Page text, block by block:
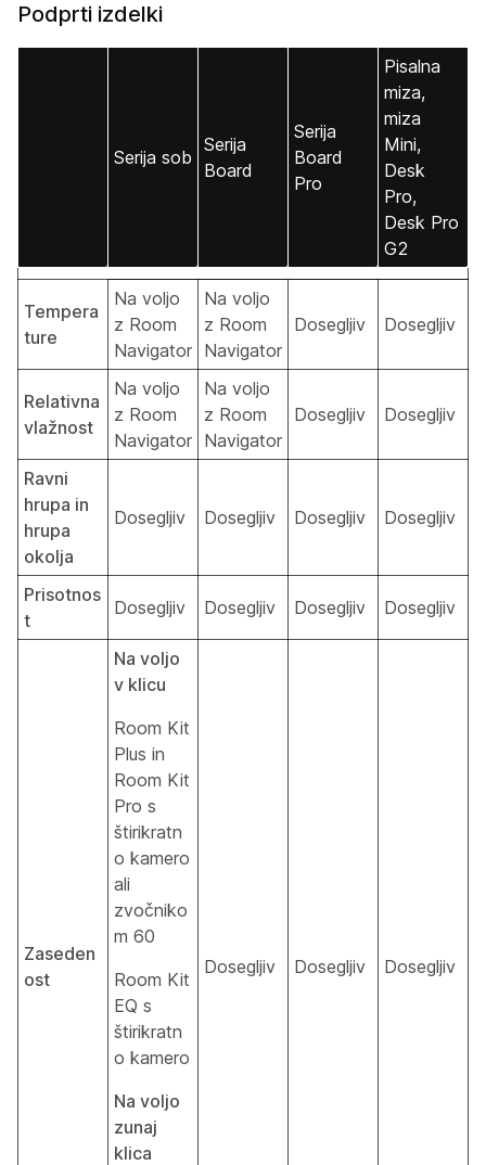
Podprti izdelki
Serija sob
Serija
Board
Serija
Board
Pro
Pisalna
miza,
miza
Mini,
Desk
Pro,
Desk Pro
G2
Tempera
ture
Na voljo
z Room
Navigator
Na voljo
z Room
Navigator
Dosegljiv Dosegljiv
Relativna
vlažnost
Na voljo
z Room
Navigator
Na voljo
z Room
Navigator
Dosegljiv Dosegljiv
Ravni
hrupa in
hrupa
okolja
Dosegljiv Dosegljiv Dosegljiv Dosegljiv
Prisotnos
t
Dosegljiv Dosegljiv Dosegljiv Dosegljiv
Zaseden
ost
Na voljo
v klicu
Room Kit
Plus in
Room Kit
Pro s
štirikratn
o kamero
ali
zvočniko
m 60
Room Kit
EQ s
štirikratn
o kamero
Na voljo
zunaj
klica
Dosegljiv Dosegljiv Dosegljiv